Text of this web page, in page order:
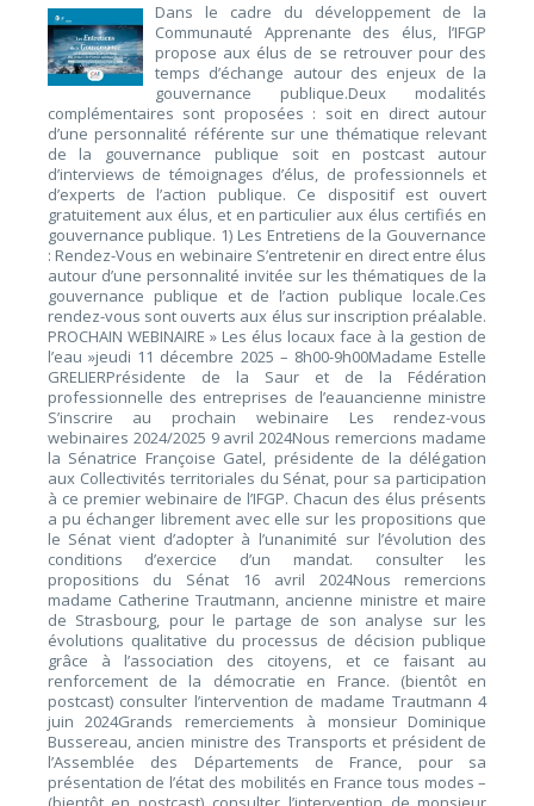
Dans le cadre du développement de la
Communauté Apprenante des élus, l’IFGP
propose aux élus de se retrouver pour des
temps d’échange autour des enjeux de la
gouvernance publique.Deux modalités
complémentaires sont proposées : soit en direct autour
d’une personnalité référente sur une thématique relevant
de la gouvernance publique soit en postcast autour
d’interviews de témoignages d’élus, de professionnels et
d’experts de l’action publique. Ce dispositif est ouvert
gratuitement aux élus, et en particulier aux élus certifiés en
gouvernance publique. 1) Les Entretiens de la Gouvernance
: Rendez-Vous en webinaire S’entretenir en direct entre élus
autour d’une personnalité invitée sur les thématiques de la
gouvernance publique et de l’action publique locale.Ces
rendez-vous sont ouverts aux élus sur inscription préalable.
PROCHAIN WEBINAIRE » Les élus locaux face à la gestion de
l’eau »jeudi 11 décembre 2025 – 8h00-9h00Madame Estelle
GRELIERPrésidente de la Saur et de la Fédération
professionnelle des entreprises de l’eauancienne ministre
S’inscrire au prochain webinaire Les rendez-vous
webinaires 2024/2025 9 avril 2024Nous remercions madame
la Sénatrice Françoise Gatel, présidente de la délégation
aux Collectivités territoriales du Sénat, pour sa participation
à ce premier webinaire de l’IFGP. Chacun des élus présents
a pu échanger librement avec elle sur les propositions que
le Sénat vient d’adopter à l’unanimité sur l’évolution des
conditions d’exercice d’un mandat. consulter les
propositions du Sénat 16 avril 2024Nous remercions
madame Catherine Trautmann, ancienne ministre et maire
de Strasbourg, pour le partage de son analyse sur les
évolutions qualitative du processus de décision publique
grâce à l’association des citoyens, et ce faisant au
renforcement de la démocratie en France. (bientôt en
postcast) consulter l’intervention de madame Trautmann 4
juin 2024Grands remerciements à monsieur Dominique
Bussereau, ancien ministre des Transports et président de
l’Assemblée des Départements de France, pour sa
présentation de l’état des mobilités en France tous modes –